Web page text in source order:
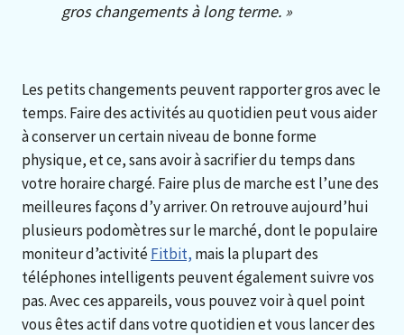
gros changements à long terme. »
Les petits changements peuvent rapporter gros avec le
temps. Faire des activités au quotidien peut vous aider
à conserver un certain niveau de bonne forme
physique, et ce, sans avoir à sacrifier du temps dans
votre horaire chargé. Faire plus de marche est l’une des
meilleures façons d’y arriver. On retrouve aujourd’hui
plusieurs podomètres sur le marché, dont le populaire
moniteur d’activitéFitbit, mais la plupart des
téléphones intelligents peuvent également suivre vos
pas. Avec ces appareils, vous pouvez voir à quel point
vous êtes actif dans votre quotidien et vous lancer des